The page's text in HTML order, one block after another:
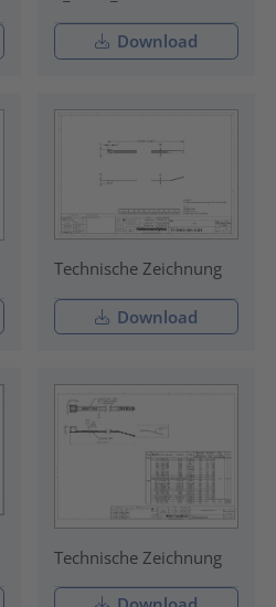
Download
Technische Zeichnung
Download
Technische Zeichnung